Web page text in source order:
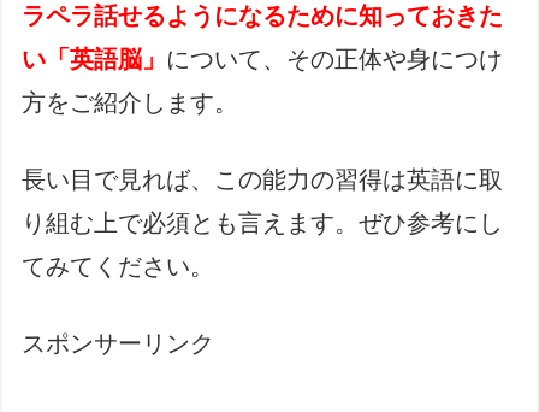
ラペラ話せるようになるために知っておきた
い「英語脳」 について、その正体や身につけ
方をご紹介します。
長い目で見れば、この能力の習得は英語に取
り組む上で必須とも言えます。ぜひ参考にし
てみてください。
スポンサーリンク